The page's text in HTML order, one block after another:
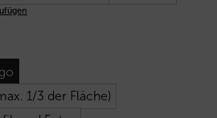
1/3 der Fläche)